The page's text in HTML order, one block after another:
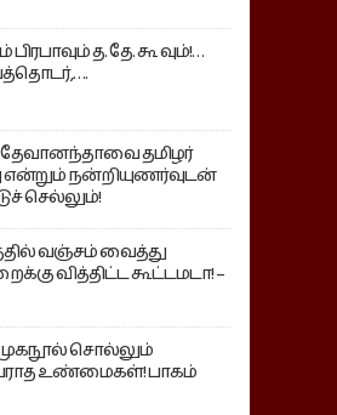
பிரபாவும் த. தே. கூ வும்!…
தமிழர்
என்றும் நன்றியுணர்வுடன்
செல்லும்!
வஞ்சம் வைத்து
வித்திட்ட கூட்டமடா! –
சொல்லும்
உண்மைகள்! பாகம்